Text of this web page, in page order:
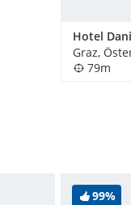
Hotel
Graz,
79m
99%